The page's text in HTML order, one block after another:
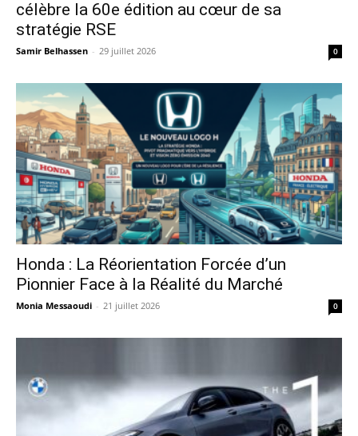
célèbre la 60e édition au cœur de sa
stratégie RSE
Samir Belhassen - 29 juillet 2026 0
Honda : La Réorientation Forcée d’un
Pionnier Face à la Réalité du Marché
Monia Messaoudi - 21 juillet 2026 0